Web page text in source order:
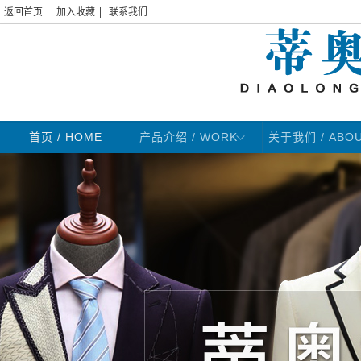
返回首页 加入收藏 联系我们
首页 / HOME 产品介绍 / WORK 关于我们 /